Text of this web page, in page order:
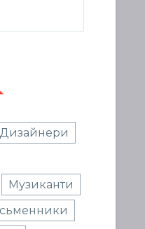
Дизайнери
Музиканти